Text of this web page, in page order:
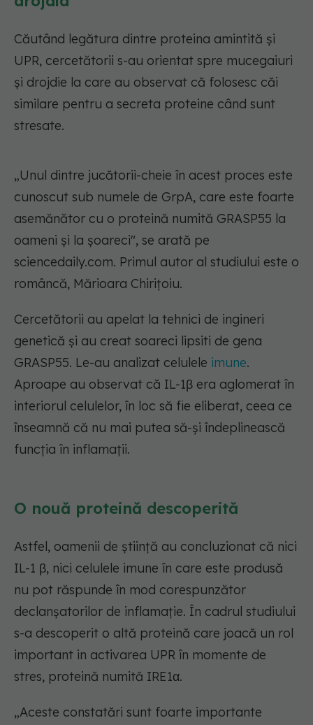
Căutând legătura dintre proteina amintită și
UPR, cercetătorii s-au orientat spre mucegaiuri
și drojdie la care au observat că folosesc căi
similare pentru a secreta proteine când sunt
stresate.
„Unul dintre jucătorii-cheie în acest proces este
cunoscut sub numele de GrpA, care este foarte
asemănător cu o proteină numită GRASP55 la
oameni și la șoareci", se arată pe
sciencedaily.com. Primul autor al studiului este o
româncă, Mărioara Chirițoiu.
Cercetătorii au apelat la tehnici de ingineri
genetică și au creat soareci lipsiti de gena
GRASP55. Le-au analizat celulele imune.
Aproape au observat că IL-1β era aglomerat în
interiorul celulelor, în loc să fie eliberat, ceea ce
înseamnă că nu mai putea să-și îndeplinească
funcția în inflamații.
O nouă proteină descoperită
Astfel, oamenii de știință au concluzionat că nici
IL-1 β, nici celulele imune în care este produsă
nu pot răspunde în mod corespunzător
declanșatorilor de inflamație. În cadrul studiului
s-a descoperit o altă proteină care joacă un rol
important in activarea UPR în momente de
stres, proteină numită IRE1α.
„Aceste constatări sunt foarte importante